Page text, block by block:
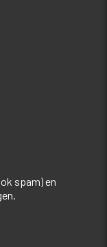
spam) en